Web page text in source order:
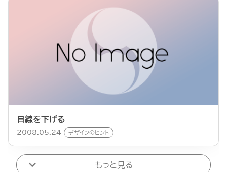
目線を下げる
2008.05.24 デザインのヒント
もっと見る